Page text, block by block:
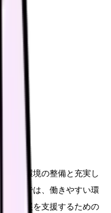
勤務環境の整備と充実し
ョンでは、働きやすい環
ア発展を支援するための